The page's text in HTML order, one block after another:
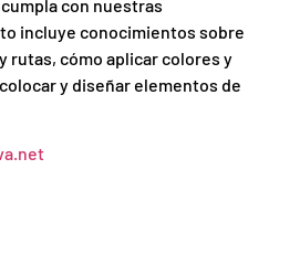
con nuestras
incluye conocimientos sobre
rutas, cómo aplicar colores y
y diseñar elementos de